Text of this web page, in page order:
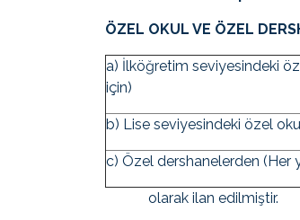
ÖZEL OKUL VE ÖZEL
a) İlköğretim seviyesindeki
için)
b) Lise seviyesindeki özel
c) Özel dershanelerden (Her
olarak ilan edilmiştir.